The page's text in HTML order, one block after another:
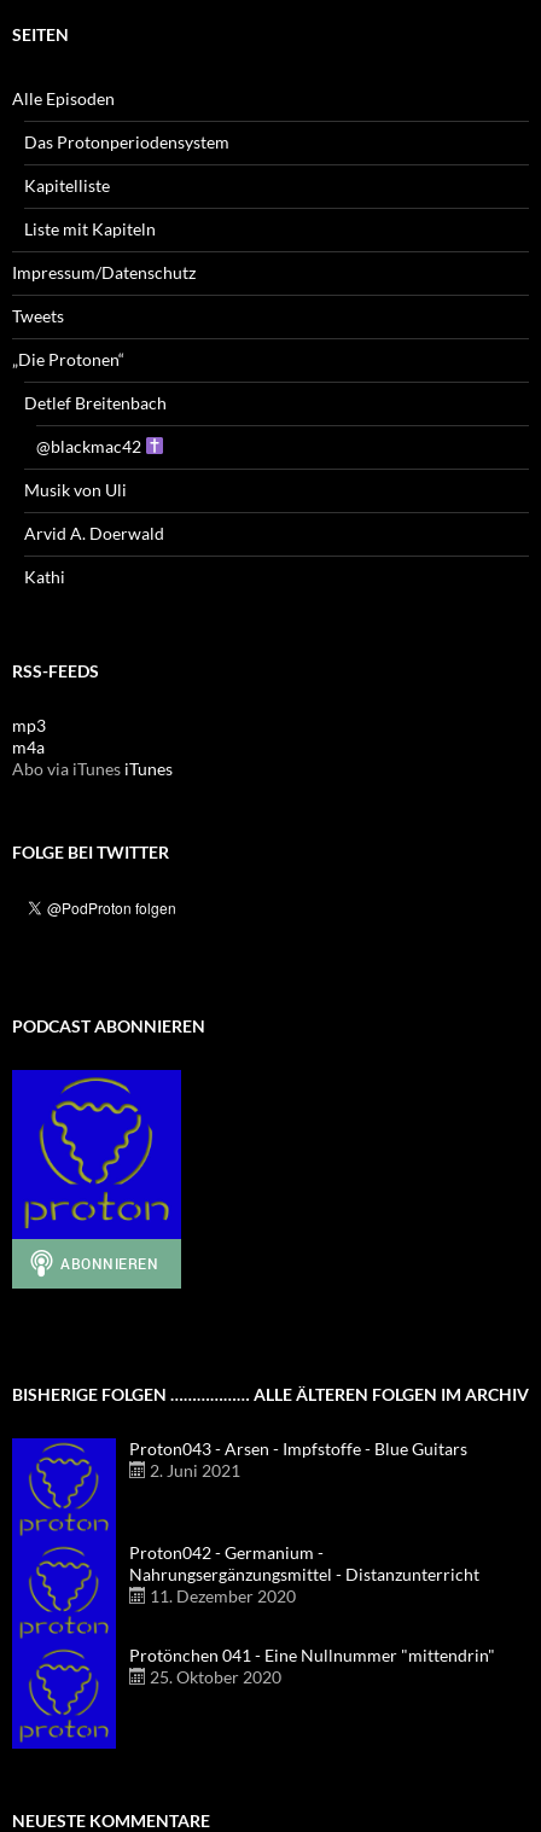
SEITEN
Alle Episoden
Das Protonperiodensystem
Kapitelliste
Liste mit Kapiteln
Impressum/Datenschutz
Tweets
„Die Protonen“
Detlef Breitenbach
@blackmac42
Musik von Uli
Arvid A. Doerwald
Kathi
RSS-FEEDS
mp3
m4a
Abo via iTunes iTunes
FOLGE BEI TWITTER
PODCAST ABONNIEREN
BISHERIGE FOLGEN ……………… ALLE ÄLTEREN FOLGEN IM ARCHIV
Proton043 - Arsen - Impfstoffe - Blue Guitars
2. Juni 2021
Proton042 - Germanium -
Nahrungsergänzungsmittel - Distanzunterricht
11. Dezember 2020
Protönchen 041 - Eine Nullnummer "mittendrin"
25. Oktober 2020
NEUESTE KOMMENTARE